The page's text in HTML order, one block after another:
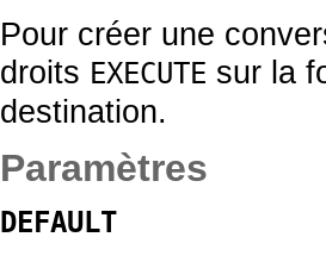
Pour créer une
droits EXECUTE sur la
destination.
Paramètres
DEFAULT